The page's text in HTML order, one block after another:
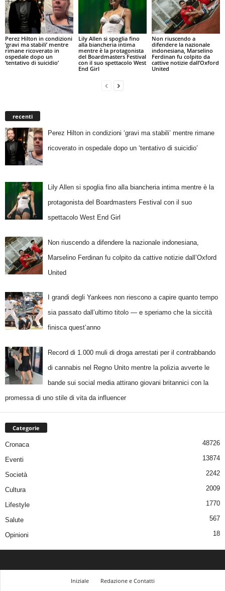
Perez Hilton in condizioni
‘gravi ma stabili’ mentre
rimane ricoverato in
ospedale dopo un
‘tentativo di suicidio’
Lily Allen si spoglia fino
alla biancheria intima
mentre è la protagonista
del Boardmasters Festival
con il suo spettacolo West
End Girl
Non riuscendo a
difendere la nazionale
indonesiana, Marselino
Ferdinan fu colpito da
cattive notizie dall’Oxford
United
recenti
Perez Hilton in condizioni ‘gravi ma stabili’ mentre rimane
ricoverato in ospedale dopo un ‘tentativo di suicidio’
Lily Allen si spoglia fino alla biancheria intima mentre è la
protagonista del Boardmasters Festival con il suo
spettacolo West End Girl
Non riuscendo a difendere la nazionale indonesiana,
Marselino Ferdinan fu colpito da cattive notizie dall’Oxford
United
I grandi degli Yankees non riescono a capire quanto tempo
sia passato dall’ultimo titolo — e speriamo che la siccità
finisca quest’anno
Record di 1.000 muli di droga arrestati per il contrabbando
di cannabis nel Regno Unito mentre la polizia avverte le
bande sui social media attirano giovani britannici con la
promessa di uno stile di vita da influencer
Categorie
Cronaca 48726
Eventi 13874
Società 2242
Cultura 2009
Lifestyle 1770
Salute 567
Opinioni 18
Iniziale Redazione e Contatti